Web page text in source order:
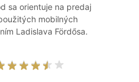
sa orientuje na predaj
mobilných
Ladislava Fördősa.